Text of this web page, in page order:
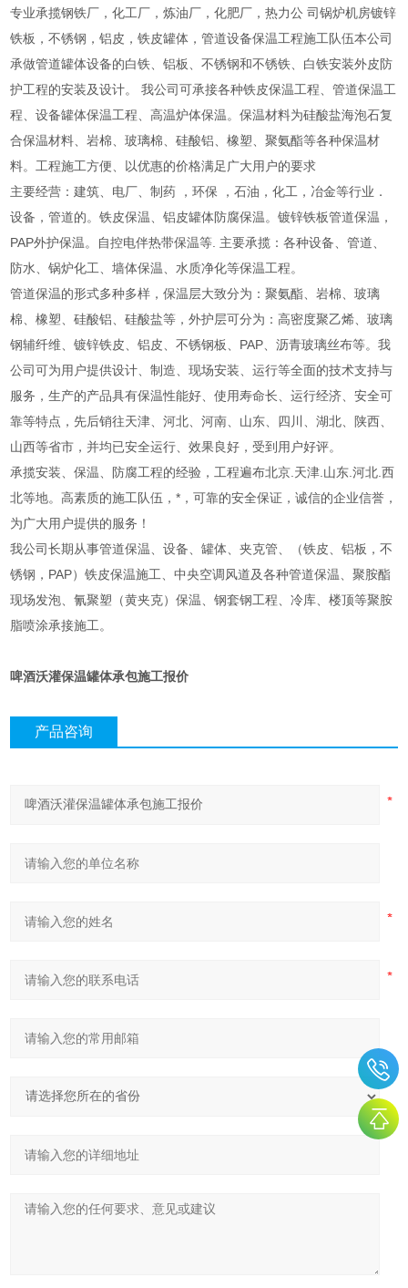
专业承揽钢铁厂，化工厂，炼油厂，化肥厂，热力公 司锅炉机房镀锌
铁板，不锈钢，铝皮，铁皮罐体，管道设备保温工程施工队伍本公司
承做管道罐体设备的白铁、铝板、不锈钢和不锈铁、白铁安装外皮防
护工程的安装及设计。 我公司可承接各种铁皮保温工程、管道保温工
程、设备罐体保温工程、高温炉体保温。保温材料为硅酸盐海泡石复
合保温材料、岩棉、玻璃棉、硅酸铝、橡塑、聚氨酯等各种保温材
料。工程施工方便、以优惠的价格满足广大用户的要求
主要经营：建筑、电厂、制药 ，环保 ，石油，化工，冶金等行业．
设备，管道的。铁皮保温、铝皮罐体防腐保温。镀锌铁板管道保温，
PAP外护保温。自控电伴热带保温等. 主要承揽：各种设备、管道、
防水、锅炉化工、墙体保温、水质净化等保温工程。
管道保温的形式多种多样，保温层大致分为：聚氨酯、岩棉、玻璃
棉、橡塑、硅酸铝、硅酸盐等，外护层可分为：高密度聚乙烯、玻璃
钢辅纤维、镀锌铁皮、铝皮、不锈钢板、PAP、沥青玻璃丝布等。我
公司可为用户提供设计、制造、现场安装、运行等全面的技术支持与
服务，生产的产品具有保温性能好、使用寿命长、运行经济、安全可
靠等特点，先后销往天津、河北、河南、山东、四川、湖北、陕西、
山西等省市，并均已安全运行、效果良好，受到用户好评。
承揽安装、保温、防腐工程的经验，工程遍布北京.天津.山东.河北.西
北等地。高素质的施工队伍，*，可靠的安全保证，诚信的企业信誉，
为广大用户提供的服务！
我公司长期从事管道保温、设备、罐体、夹克管、（铁皮、铝板，不
锈钢，PAP）铁皮保温施工、中央空调风道及各种管道保温、聚胺酯
现场发泡、氰聚塑（黄夹克）保温、钢套钢工程、冷库、楼顶等聚胺
脂喷涂承接施工。
啤酒沃灌保温罐体承包施工报价
产品咨询